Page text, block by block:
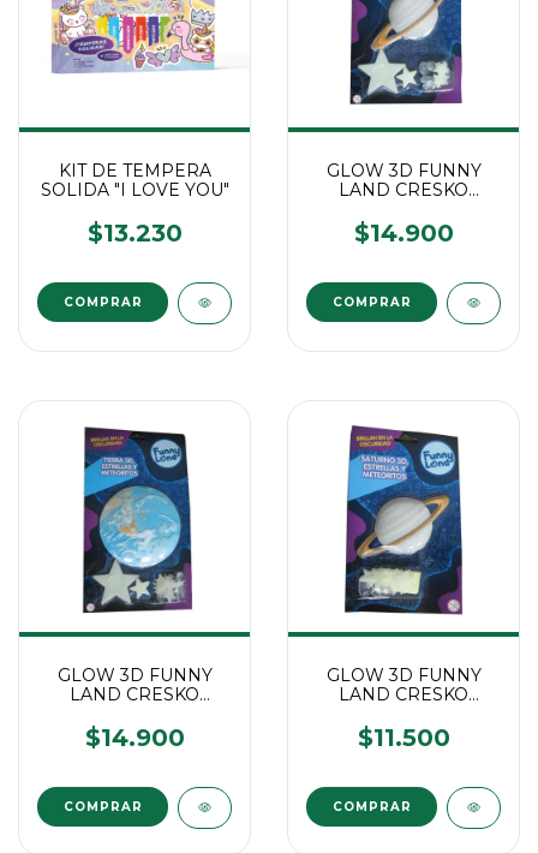
KIT DE TEMPERA
SOLIDA "I LOVE YOU"
$13.230
GLOW 3D FUNNY
LAND CRESKO
ESTRELLAS
$14.900
GLOW 3D FUNNY
LAND CRESKO
ESTRELLAS
$14.900
GLOW 3D FUNNY
LAND CRESKO
$11.500